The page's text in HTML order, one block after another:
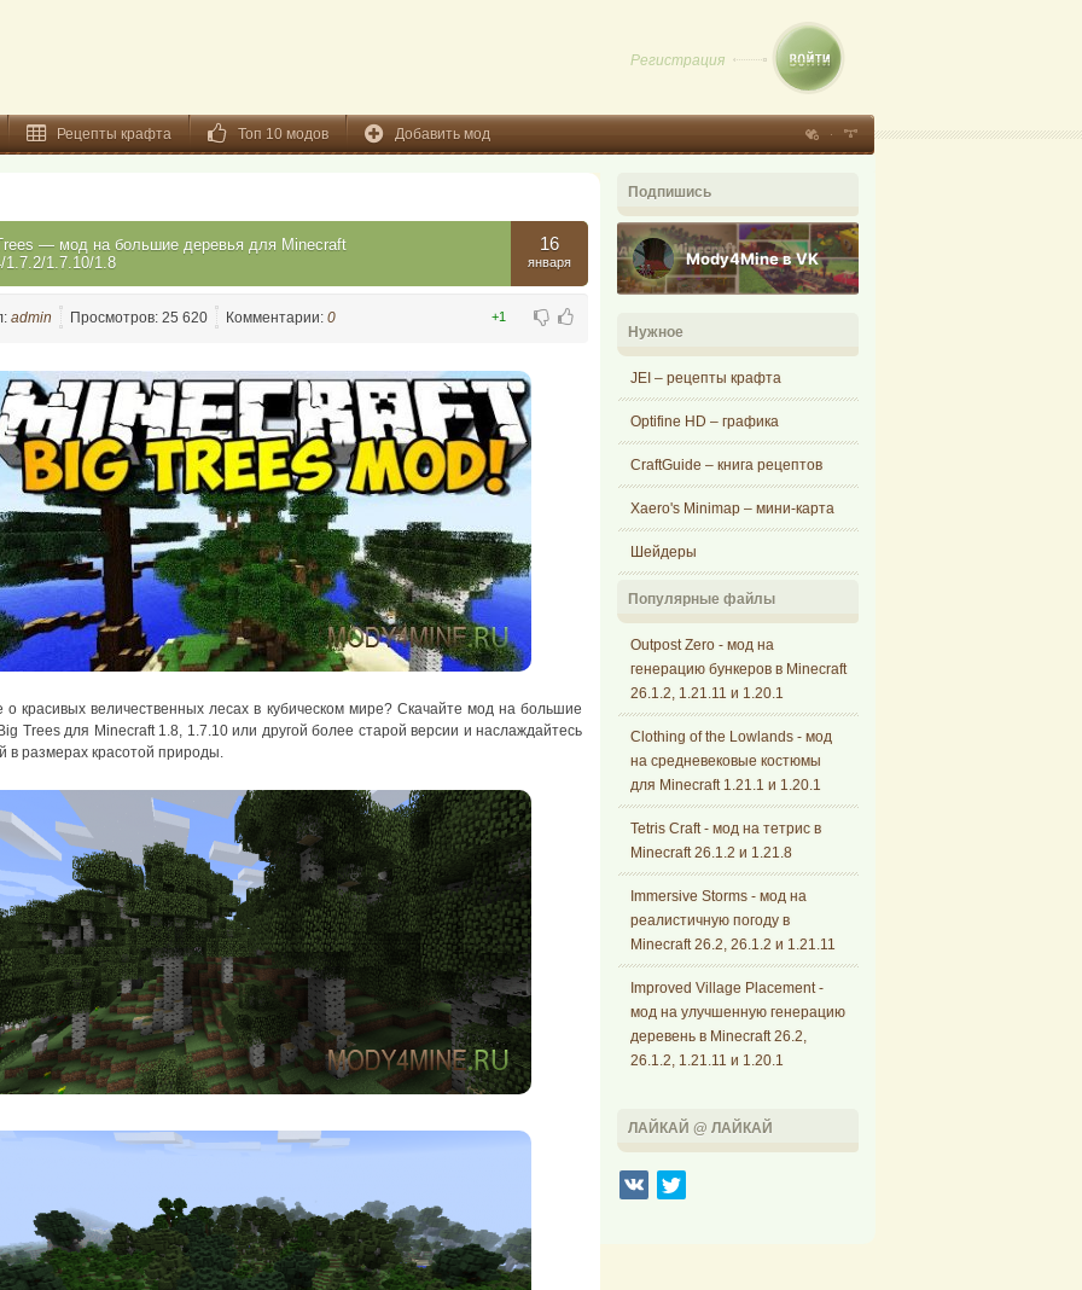
Регистрация
Рецепты крафта Топ 10 модов Добавить мод
— мод на большие деревья для Minecraft
1.7.2/1.7.10/1.8
16
января
admin Просмотров: 25 620 Комментарии: 0 +1
о красивых величественных лесах в кубическом мире? Скачайте мод на большие
Trees для Minecraft 1.8, 1.7.10 или другой более старой версии и наслаждайтесь
в размерах красотой природы.
Подпишись
Mody4Mine в VK
Нужное
JEI – рецепты крафта
Optifine HD – графика
CraftGuide – книга рецептов
Xaero's Minimap – мини-карта
Шейдеры
Популярные файлы
Outpost Zero - мод на
генерацию бункеров в Minecraft
26.1.2, 1.21.11 и 1.20.1
Clothing of the Lowlands - мод
на средневековые костюмы
для Minecraft 1.21.1 и 1.20.1
Tetris Craft - мод на тетрис в
Minecraft 26.1.2 и 1.21.8
Immersive Storms - мод на
реалистичную погоду в
Minecraft 26.2, 26.1.2 и 1.21.11
Improved Village Placement -
мод на улучшенную генерацию
деревень в Minecraft 26.2,
26.1.2, 1.21.11 и 1.20.1
ЛАЙКАЙ @ ЛАЙКАЙ